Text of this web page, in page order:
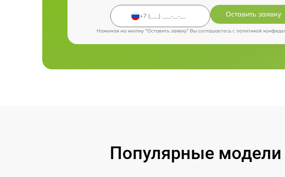
Оставить заявку
Нажимая на кнопку "Оставить заявку" Вы соглашаетесь c политикой
Популярные модели